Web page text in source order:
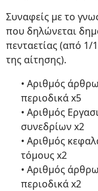
Συναφείς με το
που δηλώνεται
πενταετίας (από
της αίτησης).
• Αριθμός
περιοδικά x5
• Αριθμός
συνεδρίων x2
• Αριθμός
τόμους x2
• Αριθμός
περιοδικά x2